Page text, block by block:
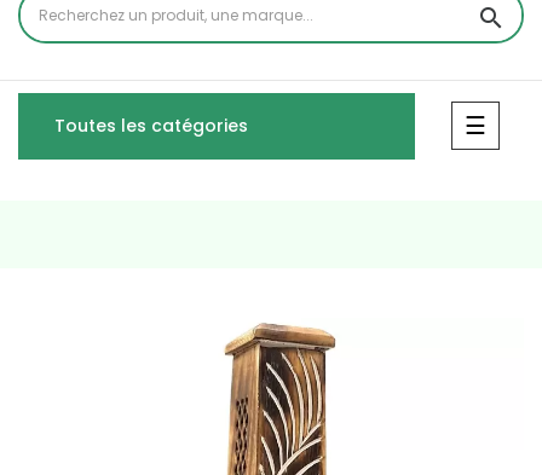
search
Toutes les catégories ☰